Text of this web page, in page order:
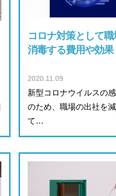
コロナ対策として職
消毒する費用や効果
2020.11.09
新型コロナウイルスの
のため、職場の出社を
て…